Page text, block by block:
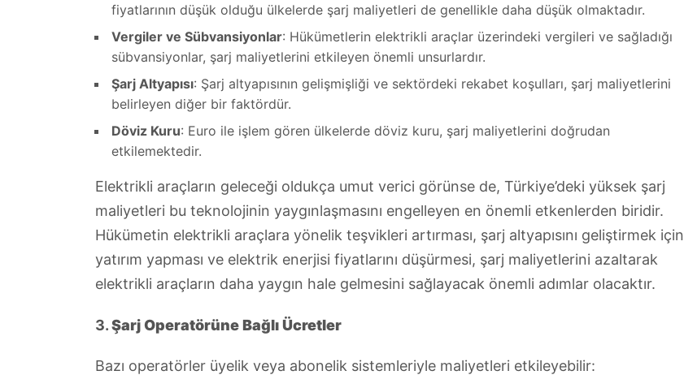
fiyatlarının düşük olduğu ülkelerde şarj maliyetleri de genellikle daha düşük olmaktadır.
Vergiler ve Sübvansiyonlar: Hükümetlerin elektrikli araçlar üzerindeki vergileri ve sağladığı
sübvansiyonlar, şarj maliyetlerini etkileyen önemli unsurlardır.
Şarj Altyapısı: Şarj altyapısının gelişmişliği ve sektördeki rekabet koşulları, şarj maliyetlerini
belirleyen diğer bir faktördür.
Döviz Kuru: Euro ile işlem gören ülkelerde döviz kuru, şarj maliyetlerini doğrudan
etkilemektedir.
Elektrikli araçların geleceği oldukça umut verici görünse de, Türkiye’deki yüksek şarj
maliyetleri bu teknolojinin yaygınlaşmasını engelleyen en önemli etkenlerden biridir.
Hükümetin elektrikli araçlara yönelik teşvikleri artırması, şarj altyapısını geliştirmek için
yatırım yapması ve elektrik enerjisi fiyatlarını düşürmesi, şarj maliyetlerini azaltarak
elektrikli araçların daha yaygın hale gelmesini sağlayacak önemli adımlar olacaktır.
3.Şarj Operatörüne Bağlı Ücretler
Bazı operatörler üyelik veya abonelik sistemleriyle maliyetleri etkileyebilir: